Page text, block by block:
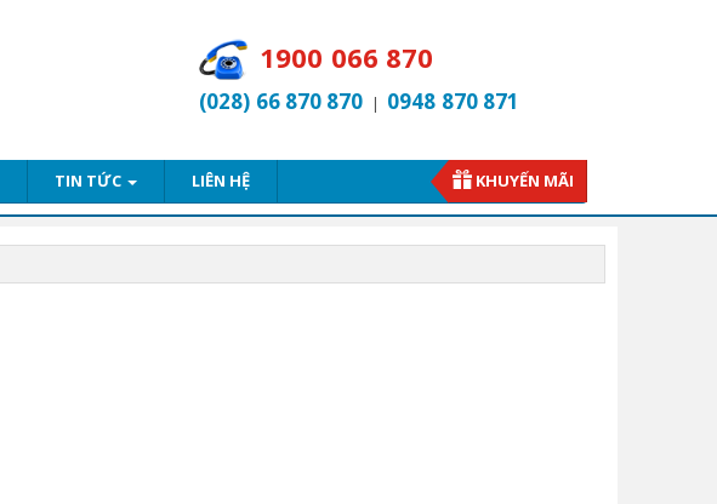
1900 066 870
(028) 66 870 870 | 0948 870 871
TIN TỨC LIÊN HỆ KHUYẾN MÃI